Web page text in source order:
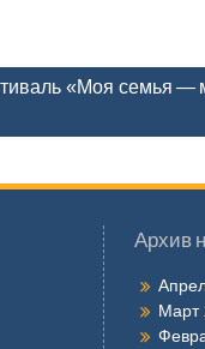
«Моя семья —
Архив
Март